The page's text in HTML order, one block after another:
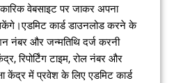
वेबसाइट पर जाकर अपना
कार्ड डाउनलोड करने के
नंबर और जन्मतिथि दर्ज करनी
रिपोर्टिंग टाइम, रोल नंबर और
केंद्र में प्रवेश के लिए एडमिट कार्ड